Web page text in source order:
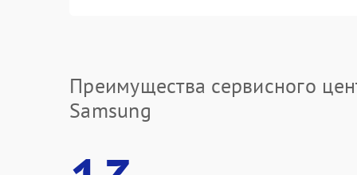
Преимущества сервисного
Samsung